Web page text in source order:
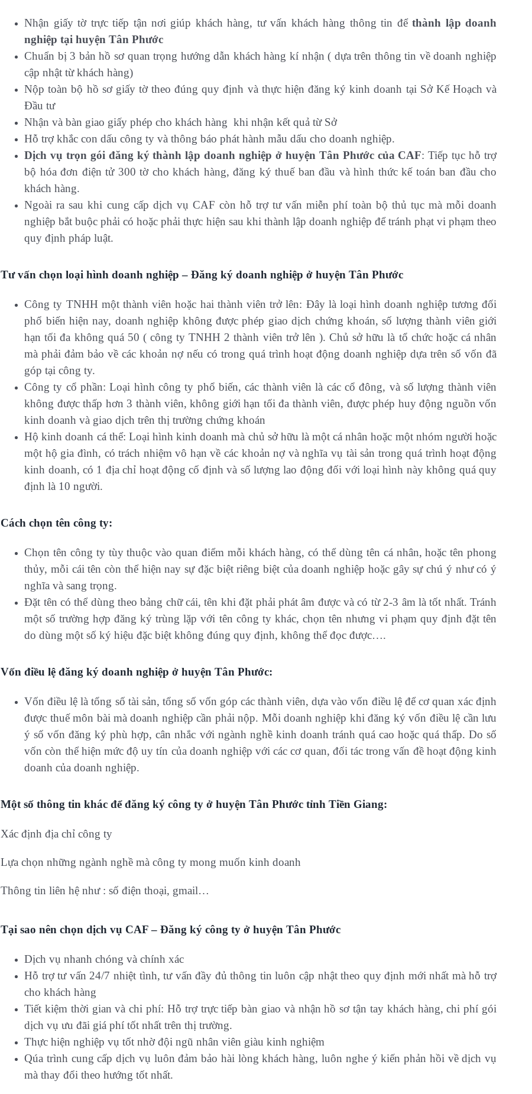
Nhận giấy tờ trực tiếp tận nơi giúp khách hàng, tư vấn khách hàng thông tin đểthành lập doanh
nghiệp tại huyện Tân Phước
Chuẩn bị 3 bản hồ sơ quan trọng hướng dẫn khách hàng kí nhận ( dựa trên thông tin về doanh nghiệp
cập nhật từ khách hàng)
Nộp toàn bộ hồ sơ giấy tờ theo đúng quy định và thực hiện đăng ký kinh doanh tại Sở Kế Hoạch và
Đầu tư
Nhận và bàn giao giấy phép cho khách hàng khi nhận kết quả từ Sở
Hỗ trợ khắc con dấu công ty và thông báo phát hành mẫu dấu cho doanh nghiệp.
Dịch vụ trọn gói đăng ký thành lập doanh nghiệp ở huyện Tân Phước của CAF: Tiếp tục hỗ trợ
bộ hóa đơn điện tử 300 tờ cho khách hàng, đăng ký thuế ban đầu và hình thức kế toán ban đầu cho
khách hàng.
Ngoài ra sau khi cung cấp dịch vụ CAF còn hỗ trợ tư vấn miễn phí toàn bộ thủ tục mà mỗi doanh
nghiệp bắt buộc phải có hoặc phải thực hiện sau khi thành lập doanh nghiệp để tránh phạt vi phạm theo
quy định pháp luật.
Tư vấn chọn loại hình doanh nghiệp – Đăng ký doanh nghiệp ở huyện Tân Phước
Công ty TNHH một thành viên hoặc hai thành viên trở lên: Đây là loại hình doanh nghiệp tương đối
phổ biến hiện nay, doanh nghiệp không được phép giao dịch chứng khoán, số lượng thành viên giới
hạn tối đa không quá 50 ( công ty TNHH 2 thành viên trở lên ). Chủ sở hữu là tổ chức hoặc cá nhân
mà phải đảm bảo về các khoản nợ nếu có trong quá trình hoạt động doanh nghiệp dựa trên số vốn đã
góp tại công ty.
Công ty cổ phần: Loại hình công ty phổ biến, các thành viên là các cổ đông, và số lượng thành viên
không được thấp hơn 3 thành viên, không giới hạn tối đa thành viên, được phép huy động nguồn vốn
kinh doanh và giao dịch trên thị trường chứng khoán
Hộ kinh doanh cá thể: Loại hình kinh doanh mà chủ sở hữu là một cá nhân hoặc một nhóm người hoặc
một hộ gia đình, có trách nhiệm vô hạn về các khoản nợ và nghĩa vụ tài sản trong quá trình hoạt động
kinh doanh, có 1 địa chỉ hoạt động cố định và số lượng lao động đối với loại hình này không quá quy
định là 10 người.
Cách chọn tên công ty:
Chọn tên công ty tùy thuộc vào quan điểm mỗi khách hàng, có thể dùng tên cá nhân, hoặc tên phong
thủy, mỗi cái tên còn thể hiện nay sự đặc biệt riêng biệt của doanh nghiệp hoặc gây sự chú ý như có ý
nghĩa và sang trọng.
Đặt tên có thể dùng theo bảng chữ cái, tên khi đặt phải phát âm được và có từ 2-3 âm là tốt nhất. Tránh
một số trường hợp đăng ký trùng lặp với tên công ty khác, chọn tên nhưng vi phạm quy định đặt tên
do dùng một số ký hiệu đặc biệt không đúng quy định, không thể đọc được….
Vốn điều lệ đăng ký doanh nghiệp ở huyện Tân Phước:
Vốn điều lệ là tổng số tài sản, tổng số vốn góp các thành viên, dựa vào vốn điều lệ để cơ quan xác định
được thuế môn bài mà doanh nghiệp cần phải nộp. Mỗi doanh nghiệp khi đăng ký vốn điều lệ cần lưu
ý số vốn đăng ký phù hợp, cân nhắc với ngành nghề kinh doanh tránh quá cao hoặc quá thấp. Do số
vốn còn thể hiện mức độ uy tín của doanh nghiệp với các cơ quan, đối tác trong vấn đề hoạt động kinh
doanh của doanh nghiệp.
Một số thông tin khác để đăng ký công ty ở huyện Tân Phước tỉnh Tiền Giang:
Xác định địa chỉ công ty
Lựa chọn những ngành nghề mà công ty mong muốn kinh doanh
Thông tin liên hệ như : số điện thoại, gmail…
Tại sao nên chọn dịch vụ CAF – Đăng ký công ty ở huyện Tân Phước
Dịch vụ nhanh chóng và chính xác
Hỗ trợ tư vấn 24/7 nhiệt tình, tư vấn đầy đủ thông tin luôn cập nhật theo quy định mới nhất mà hỗ trợ
cho khách hàng
Tiết kiệm thời gian và chi phí: Hỗ trợ trực tiếp bàn giao và nhận hồ sơ tận tay khách hàng, chi phí gói
dịch vụ ưu đãi giá phí tốt nhất trên thị trường.
Thực hiện nghiệp vụ tốt nhờ đội ngũ nhân viên giàu kinh nghiệm
Qúa trình cung cấp dịch vụ luôn đảm bảo hài lòng khách hàng, luôn nghe ý kiến phản hồi về dịch vụ
mà thay đổi theo hướng tốt nhất.